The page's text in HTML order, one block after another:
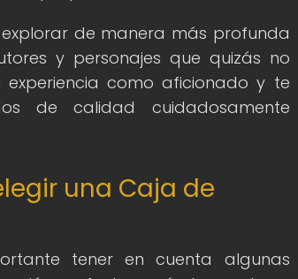
de manera más profunda
y personajes que quizás no
como aficionado y te
de calidad cuidadosamente
una Caja de
tener en cuenta algunas